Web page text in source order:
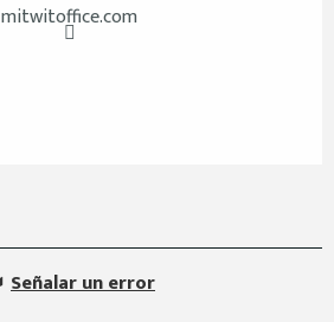
mitwitoffice.com
Señalar un error